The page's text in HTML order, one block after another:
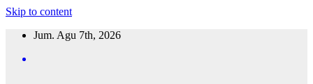
Skip to content
Jum. Agu 7th, 2026